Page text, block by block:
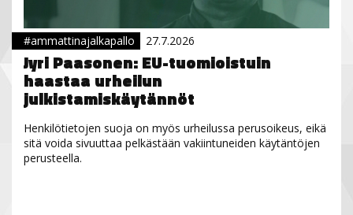
#ammattinajalkapallo 27.7.2026
Jyri Paasonen: EU-tuomioistuin
haastaa urheilun
julkistamiskäytännöt
Henkilötietojen suoja on myös urheilussa perusoikeus, eikä
sitä voida sivuuttaa pelkästään vakiintuneiden käytäntöjen
perusteella.